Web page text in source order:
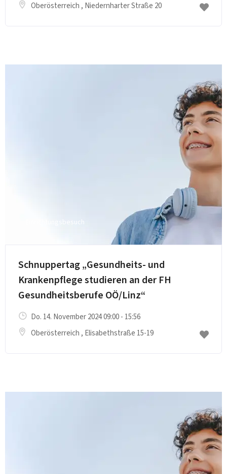
Oberösterreich , Niedernharter Straße 20
Einrichtungsbesuch
Schnuppertag „Gesundheits- und
Krankenpflege studieren an der FH
Gesundheitsberufe OÖ/Linz“
Do. 14. November 2024 09:00 - 15:56
Oberösterreich , Elisabethstraße 15-19